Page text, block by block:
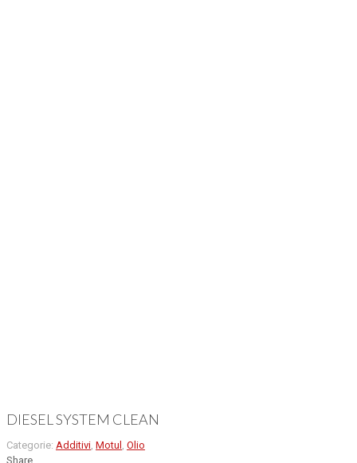
DIESEL SYSTEM CLEAN
Categorie: Additivi Motul
Olio
Share